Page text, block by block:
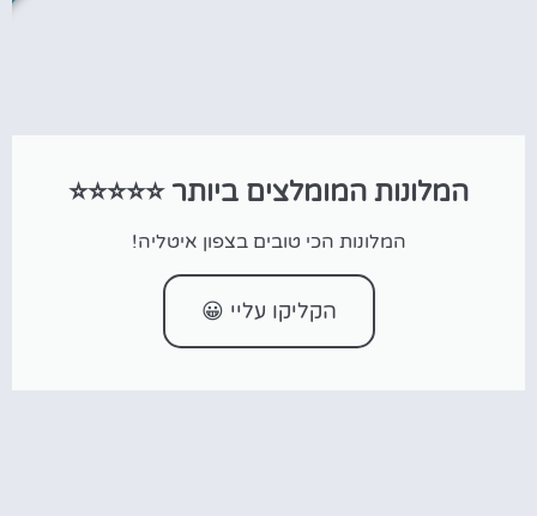
המלונות המומלצים ביותר ⭐⭐⭐⭐⭐
המלונות הכי טובים בצפון איטליה!
הקליקו עליי 😀